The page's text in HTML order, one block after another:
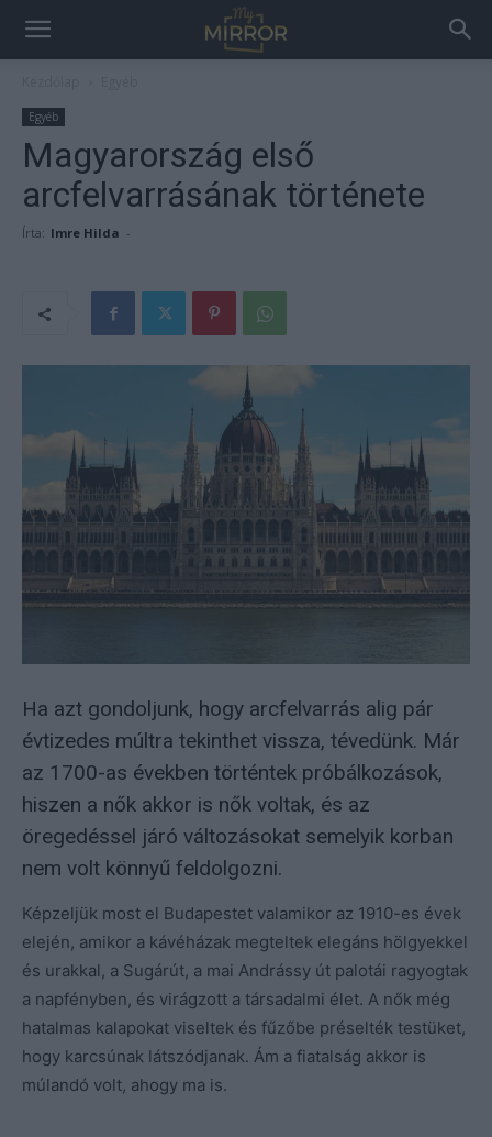
Egyéb
Magyarország első
arcfelvarrásának története
Írta: Imre Hilda -
Ha azt gondoljunk, hogy arcfelvarrás alig pár
évtizedes múltra tekinthet vissza, tévedünk. Már
az 1700-as években történtek próbálkozások,
hiszen a nők akkor is nők voltak, és az
öregedéssel járó változásokat semelyik korban
nem volt könnyű feldolgozni.
Képzeljük most el Budapestet valamikor az 1910-es évek
elején, amikor a kávéházak megteltek elegáns hölgyekkel
és urakkal, a Sugárút, a mai Andrássy út palotái ragyogtak
a napfényben, és virágzott a társadalmi élet. A nők még
hatalmas kalapokat viseltek és fűzőbe préselték testüket,
hogy karcsúnak látszódjanak. Ám a fiatalság akkor is
múlandó volt, ahogy ma is.